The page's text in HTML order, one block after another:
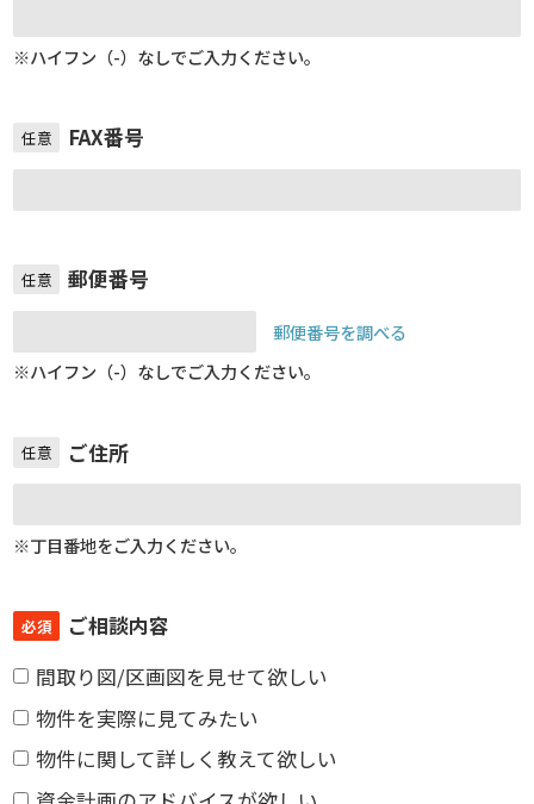
※ハイフン（-）なしでご入力ください。
任意 FAX番号
任意 郵便番号
郵便番号を調べる
※ハイフン（-）なしでご入力ください。
任意 ご住所
※丁目番地をご入力ください。
必須
ご相談内容
間取り図/区画図を見せて欲しい
物件を実際に見てみたい
物件に関して詳しく教えて欲しい